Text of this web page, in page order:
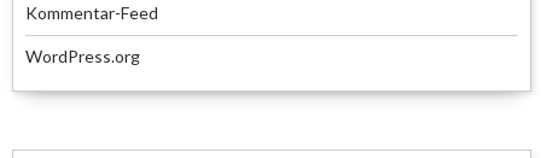
Kommentar-Feed
WordPress.org